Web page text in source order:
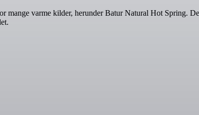
mange varme kilder, herunder Batur Natural Hot Spring.